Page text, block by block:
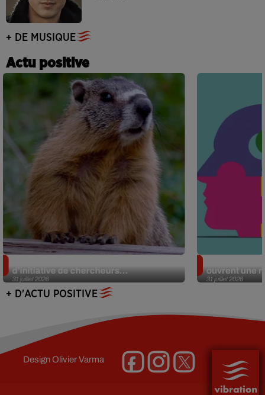
+ DE MUSIQUE
Actu positive
31 juillet 2026
d’initiative de chercheurs...
31 juillet 2026
ouvrent une
+ D'ACTU POSITIVE
DesignOlivier Varma